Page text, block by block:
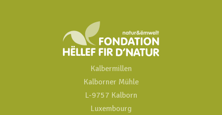
Kalbermillen
Kalborner Mühle
L-9757 Kalborn
Luxembourg